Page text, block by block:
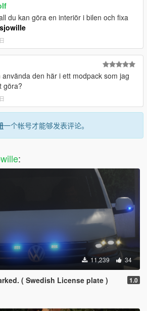
du kan göra en interiör i bilen och fixa
använda den här i ett modpack som jag
göra?
一个帐号才能够发表评论。
:
11,239 34
( Swedish License plate ) 1.0